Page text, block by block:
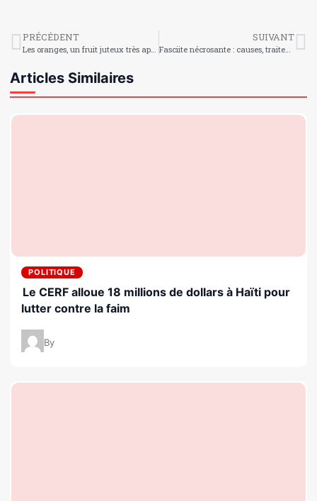
PRÉCÉDENT
Les oranges, un fruit juteux très apprécié en Haïti
SUIVANT
Fasciite nécrosante : causes, traitement, symptômes
Articles Similaires
POLITIQUE
Le CERF alloue 18 millions de dollars à Haïti pour
lutter contre la faim
By